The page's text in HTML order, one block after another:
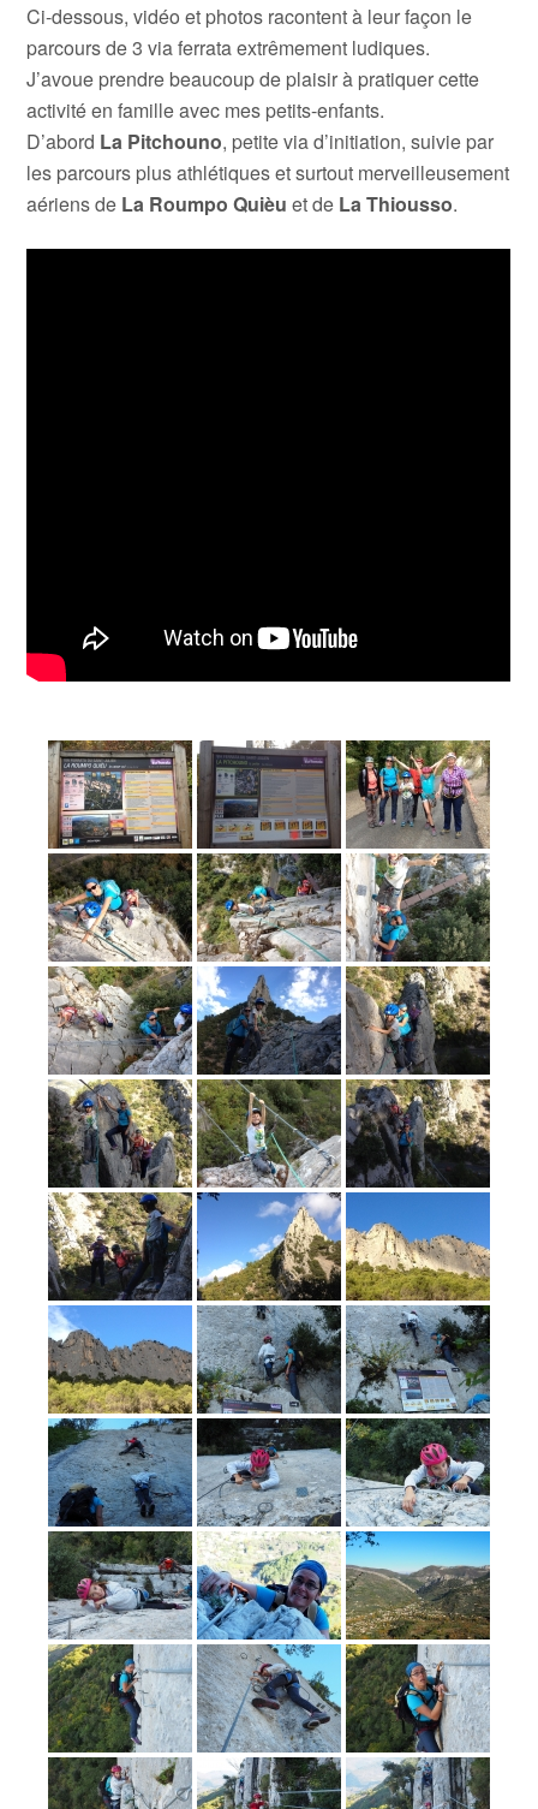
Ci-dessous, vidéo et photos racontent à leur façon le
parcours de 3 via ferrata extrêmement ludiques.
J’avoue prendre beaucoup de plaisir à pratiquer cette
activité en famille avec mes petits-enfants.
D’abord La Pitchouno, petite via d’initiation, suivie par
les parcours plus athlétiques et surtout merveilleusement
aériens de La Roumpo Quièu et de La Thiousso.